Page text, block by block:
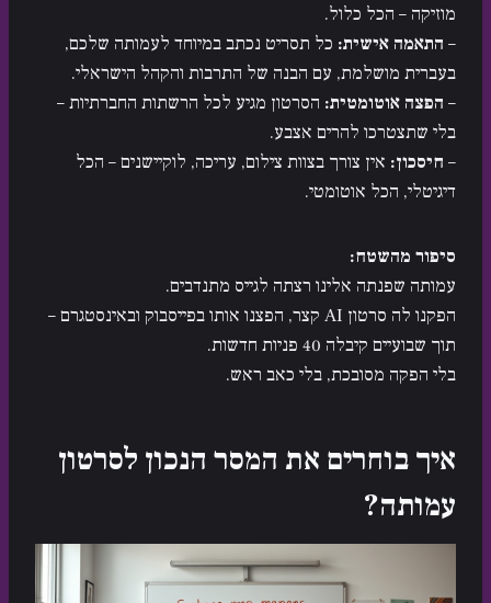
מוזיקה – הכל כלול.
– התאמה אישית: כל תסריט נכתב במיוחד לעמותה שלכם,
בעברית מושלמת, עם הבנה של התרבות והקהל הישראלי.
– הפצה אוטומטית: הסרטון מגיע לכל הרשתות החברתיות –
בלי שתצטרכו להרים אצבע.
– חיסכון: אין צורך בצוות צילום, עריכה, לוקיישנים – הכל
דיגיטלי, הכל אוטומטי.
סיפור מהשטח:
עמותה שפנתה אלינו רצתה לגייס מתנדבים.
הפקנו לה סרטון AI קצר, הפצנו אותו בפייסבוק ובאינסטגרם –
תוך שבועיים קיבלה 40 פניות חדשות.
בלי הפקה מסובכת, בלי כאב ראש.
איך בוחרים את המסר הנכון לסרטון
עמותה?